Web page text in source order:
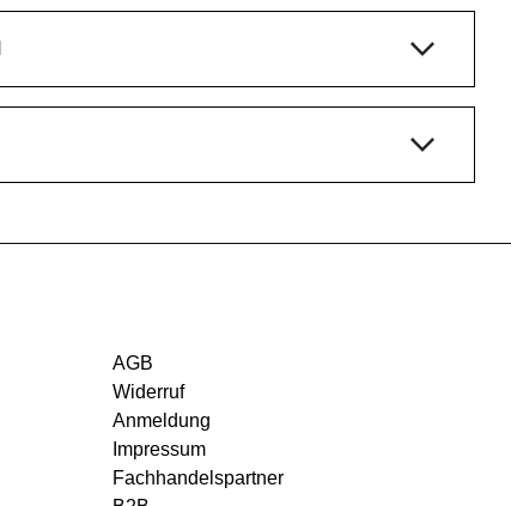
AGB
Widerruf
Anmeldung
Impressum
Fachhandelspartner